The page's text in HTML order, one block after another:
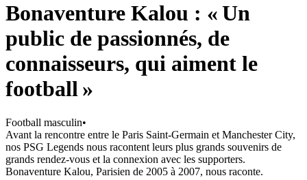
Bonaventure Kalou : « Un
public de passionnés, de
connaisseurs, qui aiment le
football »
Football masculin•
Avant la rencontre entre le Paris Saint-Germain et Manchester City,
nos PSG Legends nous racontent leurs plus grands souvenirs de
grands rendez-vous et la connexion avec les supporters.
Bonaventure Kalou, Parisien de 2005 à 2007, nous raconte.